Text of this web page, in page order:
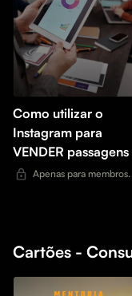
Como utilizar o
Instagram para
VENDER passagens
Apenas para membros.
Cartões -